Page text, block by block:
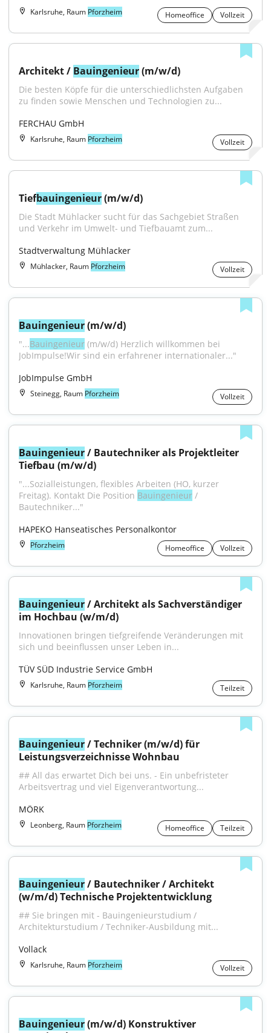
Karlsruhe, Raum Pforzheim Homeoffice Vollzeit
Architekt / Bauingenieur (m/w/d)
Die besten Köpfe für die unterschiedlichsten Aufgaben
zu finden sowie Menschen und Technologien zu...
FERCHAU GmbH
Karlsruhe, Raum Pforzheim Vollzeit
Tiefbauingenieur (m/w/d)
Die Stadt Mühlacker sucht für das Sachgebiet Straßen
und Verkehr im Umwelt- und Tiefbauamt zum...
Stadtverwaltung Mühlacker
Mühlacker, Raum Pforzheim Vollzeit
Bauingenieur (m/w/d)
"...Bauingenieur (m/w/d) Herzlich willkommen bei
JobImpulse!Wir sind ein erfahrener internationaler..."
JobImpulse GmbH
Steinegg, Raum Pforzheim Vollzeit
Bauingenieur / Bautechniker als Projektleiter
Tiefbau (m/w/d)
"...Sozialleistungen, flexibles Arbeiten (HO, kurzer
Freitag). Kontakt Die Position Bauingenieur /
Bautechniker..."
HAPEKO Hanseatisches Personalkontor
Pforzheim Homeoffice Vollzeit
Bauingenieur / Architekt als Sachverständiger
im Hochbau (w/m/d)
Innovationen bringen tiefgreifende Veränderungen mit
sich und beeinflussen unser Leben in...
TÜV SÜD Industrie Service GmbH
Karlsruhe, Raum Pforzheim Teilzeit
Bauingenieur / Techniker (m/w/d) für
Leistungsverzeichnisse Wohnbau
## All das erwartet Dich bei uns. - Ein unbefristeter
Arbeitsvertrag und viel Eigenverantwortung...
MÖRK
Leonberg, Raum Pforzheim Homeoffice Teilzeit
Bauingenieur / Bautechniker / Architekt
(w/m/d) Technische Projektentwicklung
## Sie bringen mit - Bauingenieurstudium /
Architekturstudium / Techniker-Ausbildung mit...
Vollack
Karlsruhe, Raum Pforzheim Vollzeit
Bauingenieur (m/w/d) Konstruktiver